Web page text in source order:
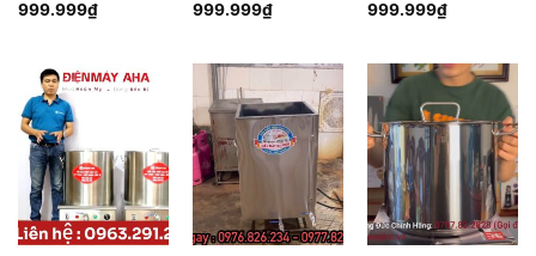
999.999₫ 999.999₫
999.999₫